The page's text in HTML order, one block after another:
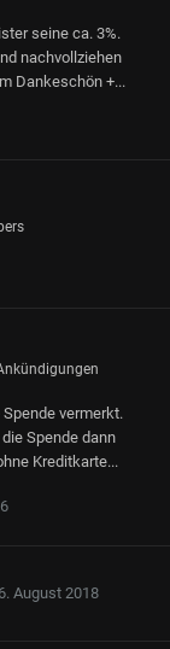
seine ca. 3%.
nachvollziehen
Dankeschön +...
vermerkt.
Spende dann
Kreditkarte...
6
August 2018